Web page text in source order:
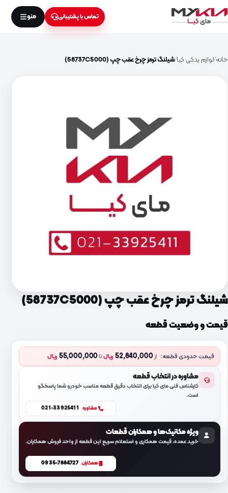
تماس با پشتیبانی منو
خانه لوازم یدکی کیا شیلنگ ترمز چرخ عقب چپ (58737C5000)
شیلنگ ترمز چرخ عقب چپ (58737C5000)
قیمت و وضعیت قطعه
قیمت حدودی قطعه: از52,840,000 ریالتا55,000,000 ریال
مشاوره در انتخاب قطعه
کارشناس فنی مای کیا برای انتخاب دقیق قطعه مناسب خودرو شما پاسخگو
است.
مشاوره 021-33925411
ویژه مکانیک‌ها و همکاران قطعات
خرید عمده، قیمت همکاری و استعلام سریع این قطعه از واحد فروش همکاران.
همکاران 0935-7884727